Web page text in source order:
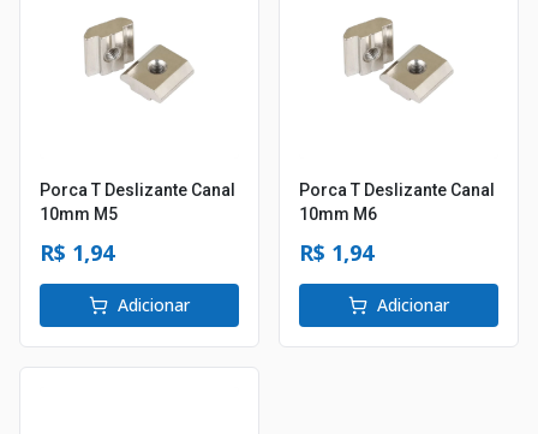
Porca T Deslizante Canal
10mm M5
R$ 1,94
Adicionar
Porca T Deslizante Canal
10mm M6
R$ 1,94
Adicionar